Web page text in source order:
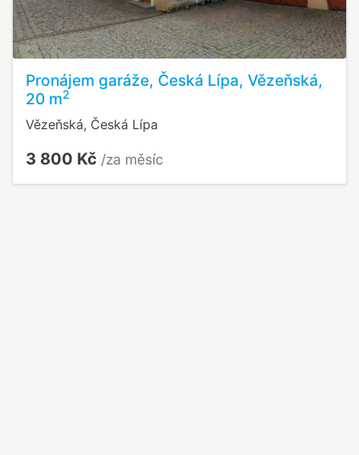
Pronájem garáže, Česká Lípa, Vězeňská,
20 m2
Vězeňská, Česká Lípa
3 800 Kč /za měsíc